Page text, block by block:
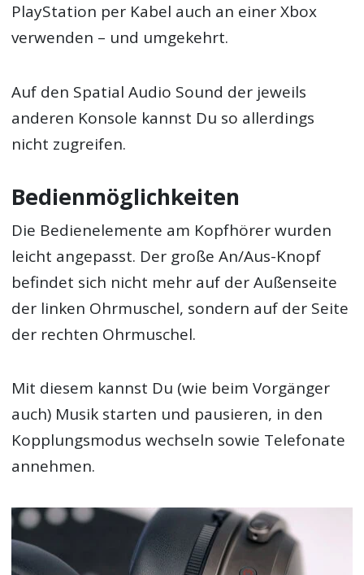
PlayStation per Kabel auch an einer Xbox
verwenden – und umgekehrt.
Auf den Spatial Audio Sound der jeweils
anderen Konsole kannst Du so allerdings
nicht zugreifen.
Bedienmöglichkeiten
Die Bedienelemente am Kopfhörer wurden
leicht angepasst. Der große An/Aus-Knopf
befindet sich nicht mehr auf der Außenseite
der linken Ohrmuschel, sondern auf der Seite
der rechten Ohrmuschel.
Mit diesem kannst Du (wie beim Vorgänger
auch) Musik starten und pausieren, in den
Kopplungsmodus wechseln sowie Telefonate
annehmen.